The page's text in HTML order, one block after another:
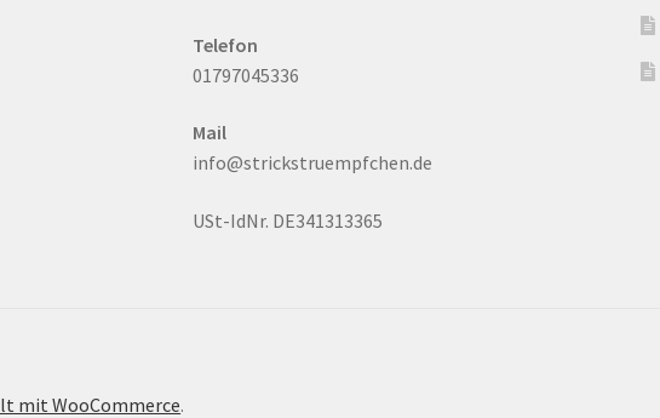
Telefon
01797045336
Mail
info@strickstruempfchen.de
USt-IdNr. DE341313365
mit WooCommerce.